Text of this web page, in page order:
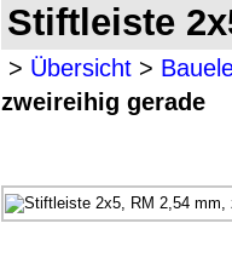
Stiftleiste
> Übersicht >
zweireihig gerade